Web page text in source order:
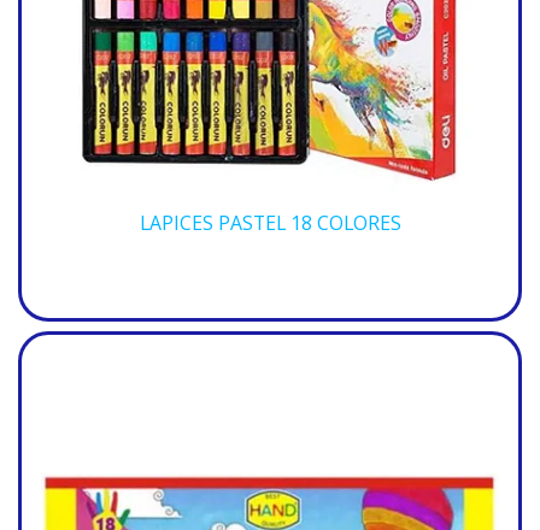
LAPICES PASTEL 18 COLORES